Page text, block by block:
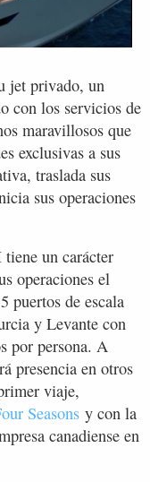
jet privado, un
con los servicios de
maravillosos que
exclusivas a sus
traslada sus
sus operaciones
un carácter
operaciones el
puertos de escala
y Levante con
por persona. A
presencia en otros
viaje,
Seasons y con la
canadiense en